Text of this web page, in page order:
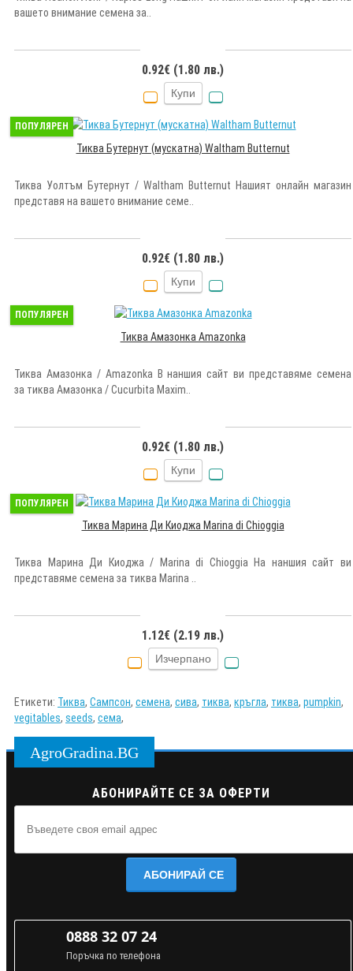
вашето внимание семена за..
0.92€ (1.80 лв.)
Купи
ПОПУЛЯРЕН
Тиква Бутернут (мускатна) Waltham Butternut
Тиква Уолтъм Бутернут / Waltham Butternut Нашият онлайн магазин
представя на вашето внимание семе..
0.92€ (1.80 лв.)
Купи
ПОПУЛЯРЕН
Тиква Амазонка Amazonka
Тиква Амазонка / Amazonka В наншия сайт ви представяме семена
за тиква Амазонка / Cucurbita Maxim..
0.92€ (1.80 лв.)
Купи
ПОПУЛЯРЕН
Тиква Марина Ди Киоджа Marina di Chioggia
Тиква Марина Ди Киоджа / Marina di Chioggia На наншия сайт ви
представяме семена за тиква Marina ..
1.12€ (2.19 лв.)
Изчерпано
Етикети: Тиква, Сампсон, семена, сива, тиква, кръгла, тиква, pumpkin,
vegitables, seeds, сема,
AgroGradina.BG
АБОНИРАЙТЕ СЕ ЗА ОФЕРТИ
АБОНИРАЙ СЕ
0888 32 07 24
Поръчка по телефона